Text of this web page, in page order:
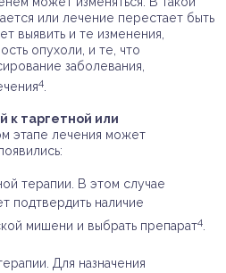
или лечение перестает быть
выявить и те изменения,
опухоли, и те, что
заболевания,
4
к таргетной или
этапе лечения может
терапии. В этом случае
подтвердить наличие
мишени и выбрать препарат4
Для назначения